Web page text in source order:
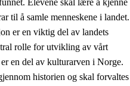
Elevene skal lære å kjenne
til å samle menneskene i landet.
er en viktig del av landets
rolle for utvikling av vårt
en del av kulturarven i Norge.
historien og skal forvaltes